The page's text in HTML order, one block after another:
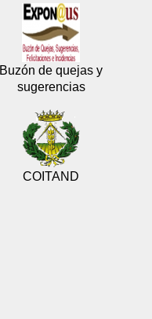
Buzón de quejas y
sugerencias
COITAND